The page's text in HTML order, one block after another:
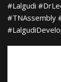
​#Lalgudi
#TNAssembly